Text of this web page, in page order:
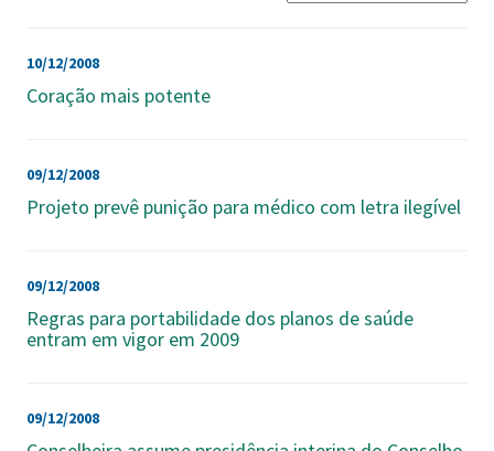
10/12/2008
Coração mais potente
09/12/2008
Projeto prevê punição para médico com letra ilegível
09/12/2008
Regras para portabilidade dos planos de saúde
entram em vigor em 2009
09/12/2008